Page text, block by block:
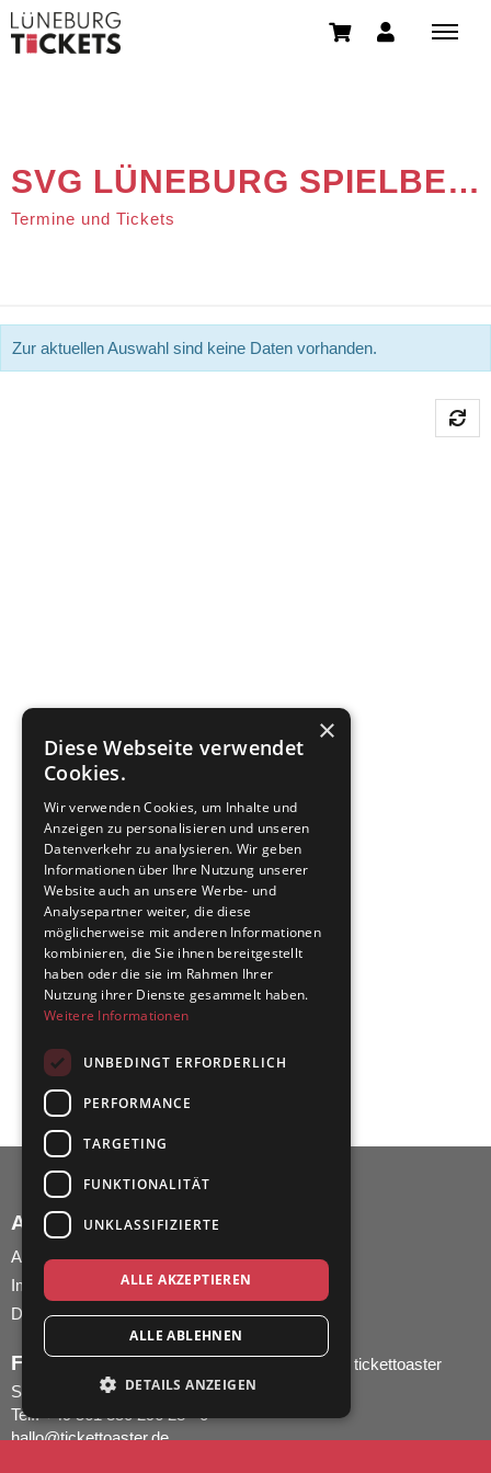
SVG LÜNEBURG SPIELBETRIEBS GMBH
Termine und Tickets
Zur aktuellen Auswahl sind keine Daten vorhanden.
AGB UND IMPRESSUM
AGB
Impressum
Datenschutz
FRAGEN ZUR BESTELLUNG?
tickettoaster
Support
Tel.: +49 561 350 296 28 - 0
hallo@tickettoaster.de
×
Diese Webseite verwendet
Cookies.
Wir verwenden Cookies, um Inhalte und
Anzeigen zu personalisieren und unseren
Datenverkehr zu analysieren. Wir geben
Informationen über Ihre Nutzung unserer
Website auch an unsere Werbe- und
Analysepartner weiter, die diese
möglicherweise mit anderen Informationen
kombinieren, die Sie ihnen bereitgestellt
haben oder die sie im Rahmen Ihrer
Nutzung ihrer Dienste gesammelt haben.
Weitere Informationen
UNBEDINGT ERFORDERLICH
PERFORMANCE
TARGETING
FUNKTIONALITÄT
UNKLASSIFIZIERTE
ALLE AKZEPTIEREN
ALLE ABLEHNEN
DETAILS ANZEIGEN